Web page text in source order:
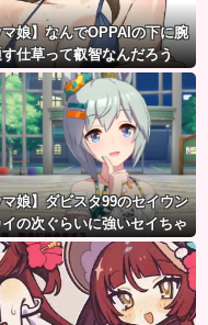
娘】なんでOPPAIの下に腕
仕草って叡智なんだろう
娘】ダビスタ99のセイウン
の次ぐらいに強いセイちゃ
ん。